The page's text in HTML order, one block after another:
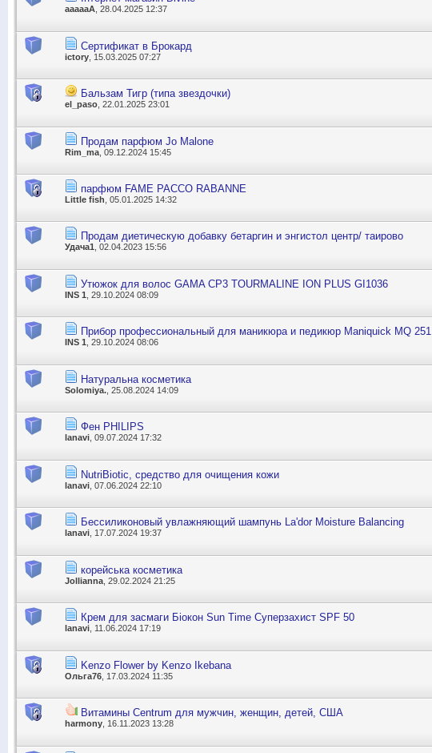
aaaaaA , 28.04.2025 12:37
Сертификат в Брокард
ictory , 15.03.2025 07:27
Бальзам Тигр (типа звездочки)
el_paso , 22.01.2025 23:01
Продам парфюм Jo Malone
Rim_ma , 09.12.2024 15:45
парфюм FAME PACCO RABANNE
Little fish , 05.01.2025 14:32
Продам диетическую добавку бетаргин и энгистол центр/ таирово
Удача1, 02.04.2023 15:56
Утюжок для волос GAMA CP3 TOURMALINE ION PLUS GI1036
INS 1 , 29.10.2024 08:09
Прибор профессиональный для маникюра и педикюр Maniquick MQ 251
INS 1 , 29.10.2024 08:06
Натуральна косметика
Solomiya. , 25.08.2024 14:09
Фен PHILIPS
lanavi , 09.07.2024 17:32
NutriBiotic, средство для очищения кожи
lanavi , 07.06.2024 22:10
Бессиликоновый увлажняющий шампунь La'dor Moisture Balancing
lanavi , 17.07.2024 19:37
корейська косметика
Jollianna , 29.02.2024 21:25
Крем для засмаги Біокон Sun Time Суперзахист SPF 50
lanavi , 11.06.2024 17:19
Kenzo Flower by Kenzo Ikebana
Ольга76 , 17.03.2024 11:35
Витамины Centrum для мужчин, женщин, детей, США
harmony , 16.11.2023 13:28